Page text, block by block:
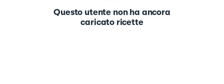
Questo utente non ha ancora
caricato ricette